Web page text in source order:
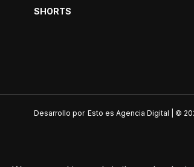
SHORTS
Desarrollo por Esto es Agencia Digital | ©